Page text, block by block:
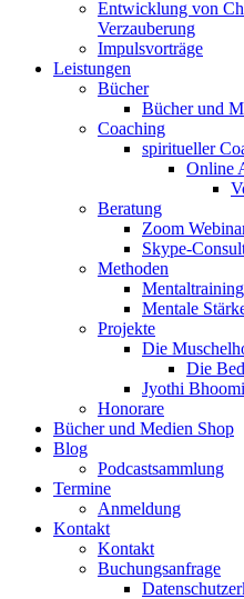
Entwicklung von
Verzauberung
Impulsvorträge
Leistungen
Bücher
Bücher und
Coaching
spiritueller
Online
Beratung
Zoom
Skype-
Methoden
Mentaltraining
Mentale
Projekte
Die
Die
Jyothi
Honorare
Bücher und Medien Shop
Blog
Podcastsammlung
Termine
Anmeldung
Kontakt
Kontakt
Buchungsanfrage